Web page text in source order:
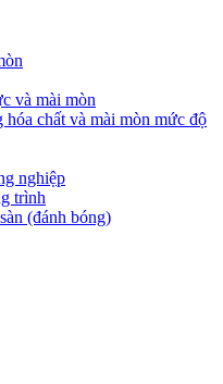
và mài mòn
hóa chất và mài mòn mức độ
nghiệp
trình
(đánh bóng)